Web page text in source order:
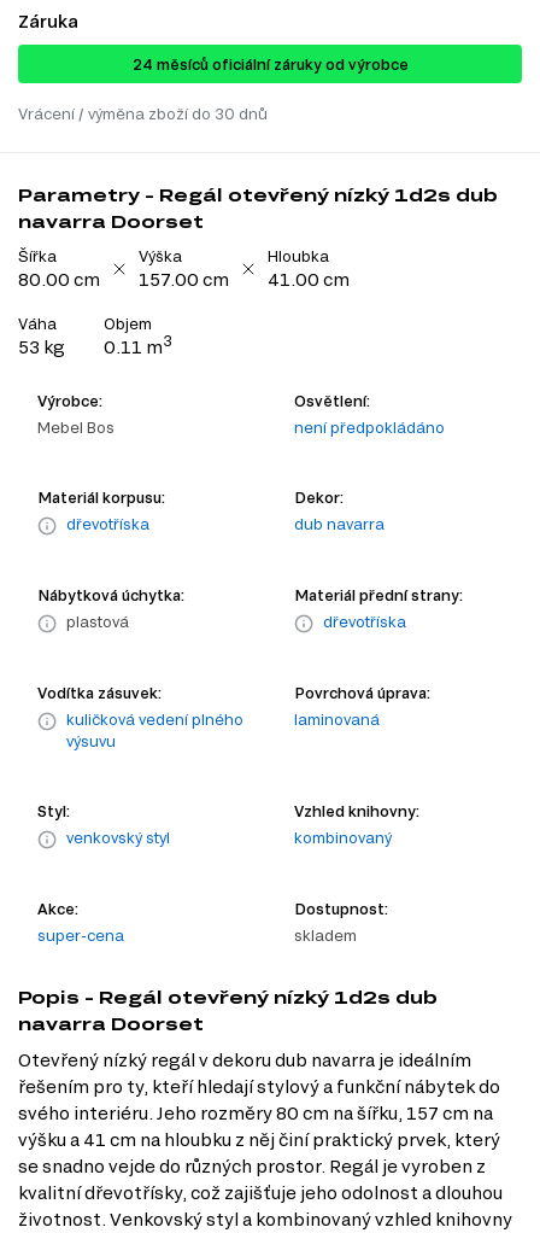
Záruka
24 ​​​​měsíců oficiální záruky od výrobce
Vrácení / výměna zboží do 30 dnů
Parametry - Regál otevřený nízký 1d2s dub
navarra Doorset
Šířka
80.00 cm
Výška
157.00 cm
Hloubka
41.00 cm
Váha
53 kg
Objem
0.11 m3
Výrobce:
Mebel Bos
Osvětlení:
není předpokládáno
Materiál korpusu:
dřevotříska
Dekor:
dub navarra
Nábytková úchytka:
plastová
Materiál přední strany:
dřevotříska
Vodítka zásuvek:
kuličková vedení plného
výsuvu
Povrchová úprava:
laminovaná
Styl:
venkovský styl
Vzhled knihovny:
kombinovaný
Akce:
super-cena
Dostupnost:
skladem
Popis - Regál otevřený nízký 1d2s dub
navarra Doorset
Otevřený nízký regál v dekoru dub navarra je ideálním
řešením pro ty, kteří hledají stylový a funkční nábytek do
svého interiéru. Jeho rozměry 80 cm na šířku, 157 cm na
výšku a 41 cm na hloubku z něj činí praktický prvek, který
se snadno vejde do různých prostor. Regál je vyroben z
kvalitní dřevotřísky, což zajišťuje jeho odolnost a dlouhou
životnost. Venkovský styl a kombinovaný vzhled knihovny